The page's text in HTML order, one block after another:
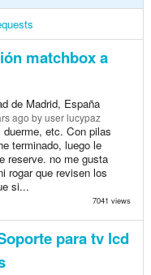
matchbox a
de Madrid, España
ago by user lucypaz
etc. Con pilas
terminado, luego le
reserve. no me gusta
rogar que revisen los
si...
7041 views
para tv lcd